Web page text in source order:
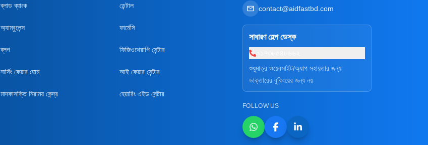
ব্লাড ব্যাংক ডেন্টাল
অ্যাম্বুলেন্স ফার্মেসি
ব্লগ ফিজিওথেরাপি সেন্টার
নার্সিং কেয়ার হোম আই কেয়ার সেন্টার
মাদকাসক্তি নিরাময় কেন্দ্র হেয়ারিং এইড সেন্টার
contact@aidfastbd.com
সাধারণ হেল্প ডেস্ক
শুধুমাত্র ওয়েবসাইট/অ্যাপ সহায়তার জন্য
ডাক্তারের বুকিংয়ের জন্য নয়
FOLLOW US